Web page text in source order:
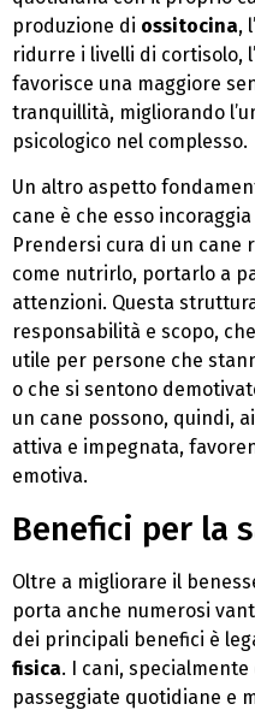
produzione di ossitocina,
ridurre i livelli di cortisolo,
favorisce una maggiore
tranquillità, migliorando
psicologico nel complesso.
Un altro aspetto
cane è che esso
Prendersi cura di un cane
come nutrirlo, portarlo a
attenzioni. Questa
responsabilità e scopo,
utile per persone che
o che si sentono
un cane possono, quindi,
attiva e impegnata,
emotiva.
Benefici per la
Oltre a migliorare il
porta anche numerosi
dei principali benefici è
fisica. I cani,
passeggiate quotidiane e